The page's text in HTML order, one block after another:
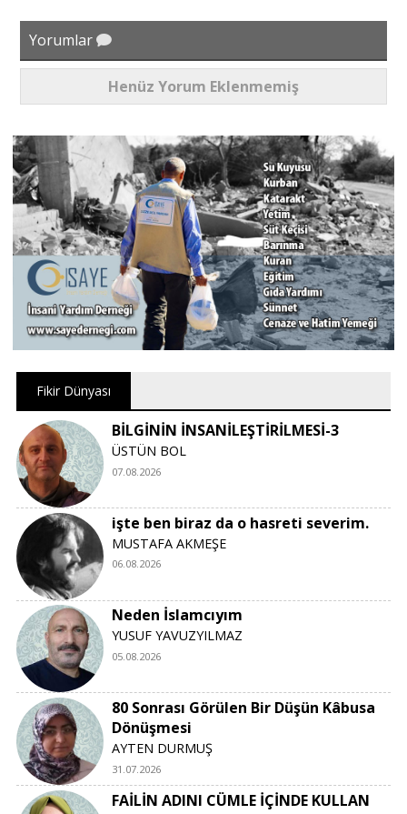
Yorumlar
Henüz Yorum Eklenmemiş
Fikir Dünyası
BİLGİNİN İNSANİLEŞTİRİLMESİ-3
ÜSTÜN BOL
07.08.2026
işte ben biraz da o hasreti severim.
MUSTAFA AKMEŞE
06.08.2026
Neden İslamcıyım
YUSUF YAVUZYILMAZ
05.08.2026
80 Sonrası Görülen Bir Düşün Kâbusa
Dönüşmesi
AYTEN DURMUŞ
31.07.2026
FAİLİN ADINI CÜMLE İÇİNDE KULLAN